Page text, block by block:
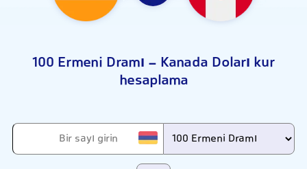
100 Ermeni Dramı - Kanada Doları kur
hesaplama